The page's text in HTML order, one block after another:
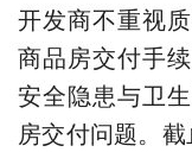
开发商不重视
商品房交付手
安全隐患与卫
房交付问题。